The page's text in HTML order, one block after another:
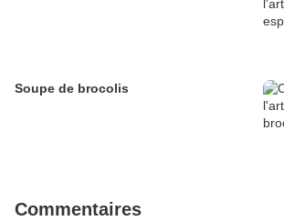
Soupe de brocolis
Commentaires